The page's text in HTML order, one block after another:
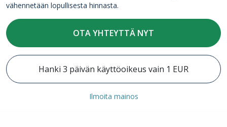
vähennetään lopullisesta hinnasta.
OTA YHTEYTTÄ NYT
Hanki 3 päivän käyttöoikeus vain 1 EUR
Ilmoita mainos